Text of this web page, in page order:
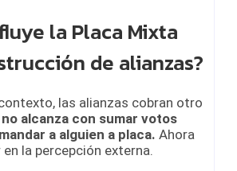
la Placa Mixta
de alianzas?
las alianzas cobran otro
no alcanza con sumar votos
a alguien a placa. Ahora
en la percepción externa.